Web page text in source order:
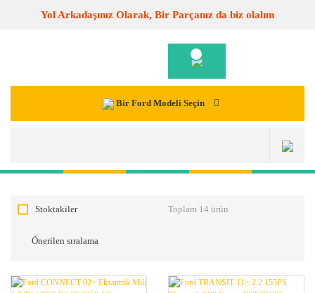
Yol Arkadaşınız Olarak, Bir Parçanız da biz olalım
Bir Ford Modeli Seçin
Stoktakiler Toplam 14 ürün